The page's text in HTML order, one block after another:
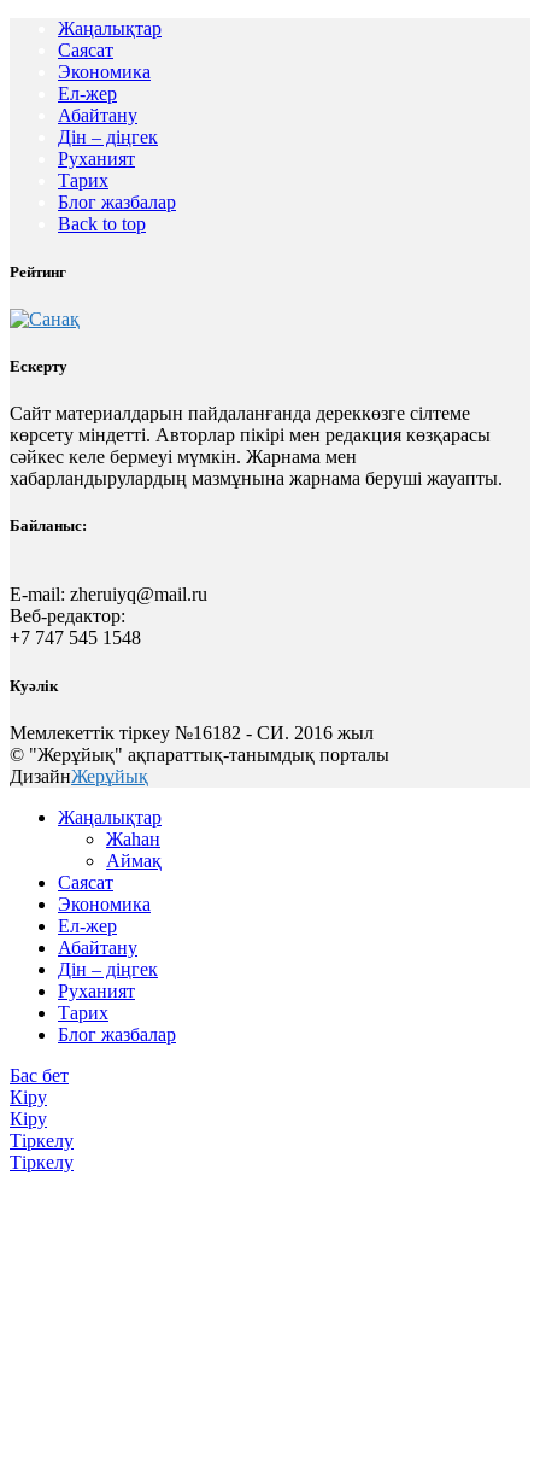
Жаңалықтар
Саясат
Экономика
Ел-жер
Абайтану
Дін – діңгек
Руханият
Тарих
Блог жазбалар
Back to top
Рейтинг
Ескерту
Сайт материалдарын пайдаланғанда дереккөзге сілтеме
көрсету міндетті. Авторлар пікірі мен редакция көзқарасы
сәйкес келе бермеуі мүмкін. Жарнама мен
хабарландырулардың мазмұнына жарнама беруші жауапты.
Байланыс:
E-mail: zheruiyq@mail.ru
Веб-редактор:
+7 747 545 1548
Куәлік
Мемлекеттік тіркеу №16182 - СИ. 2016 жыл
© "Жерұйық" ақпараттық-танымдық порталы
ДизайнЖерұйық
Жаңалықтар
Жаһан
Аймақ
Саясат
Экономика
Ел-жер
Абайтану
Дін – діңгек
Руханият
Тарих
Блог жазбалар
Бас бет
Кіру
Кіру
Тіркелу
Тіркелу